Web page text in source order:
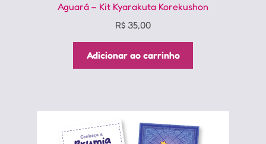
Aguará – Kit Kyarakuta Korekushon
R$ 35,00
Adicionar ao carrinho